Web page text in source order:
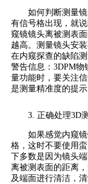
如何判断测量
有信号格出现，就
窥镜镜头离被测表
越高。测量镜头安
在内窥探查的缺陷
警告信息：3DPM物
量功能时，要关注
是测量精准度的提示
3. 正确处理3D
如果感觉内窥
格，这时不要使用
下多数是因为镜头
离被测表面的距离
及端面进行清洁，